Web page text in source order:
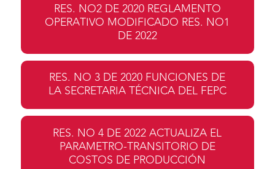
RES. NO2 DE 2020 REGLAMENTO
OPERATIVO MODIFICADO RES. NO1
DE 2022
RES. NO 3 DE 2020 FUNCIONES DE
LA SECRETARIA TÉCNICA DEL FEPC
RES. NO 4 DE 2022 ACTUALIZA EL
PARAMETRO-TRANSITORIO DE
COSTOS DE PRODUCCIÓN